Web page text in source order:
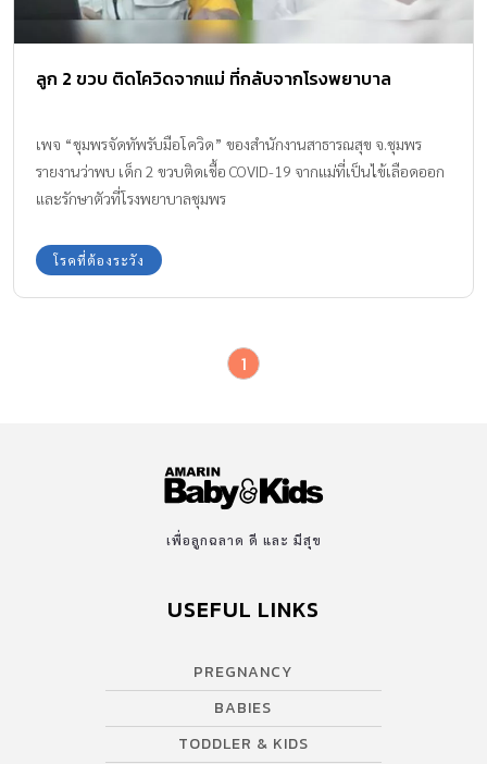
ลูก 2 ขวบ ติดโควิดจากแม่ ที่กลับจากโรงพยาบาล
เพจ “ชุมพรจัดทัพรับมือโควิด” ของสำนักงานสาธารณสุข จ.ชุมพร
รายงานว่าพบ เด็ก 2 ขวบติดเชื้อ COVID-19 จากแม่ที่เป็นไข้เลือดออก
และรักษาตัวที่โรงพยาบาลชุมพร
โรคที่ต้องระวัง
1
เพื่อลูกฉลาด ดี และ มีสุข
USEFUL LINKS
PREGNANCY
BABIES
TODDLER & KIDS